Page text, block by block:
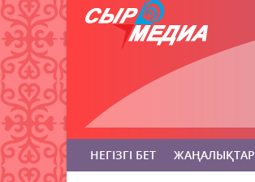
НЕГІЗГІ БЕТ ЖАҢАЛЫҚТАР